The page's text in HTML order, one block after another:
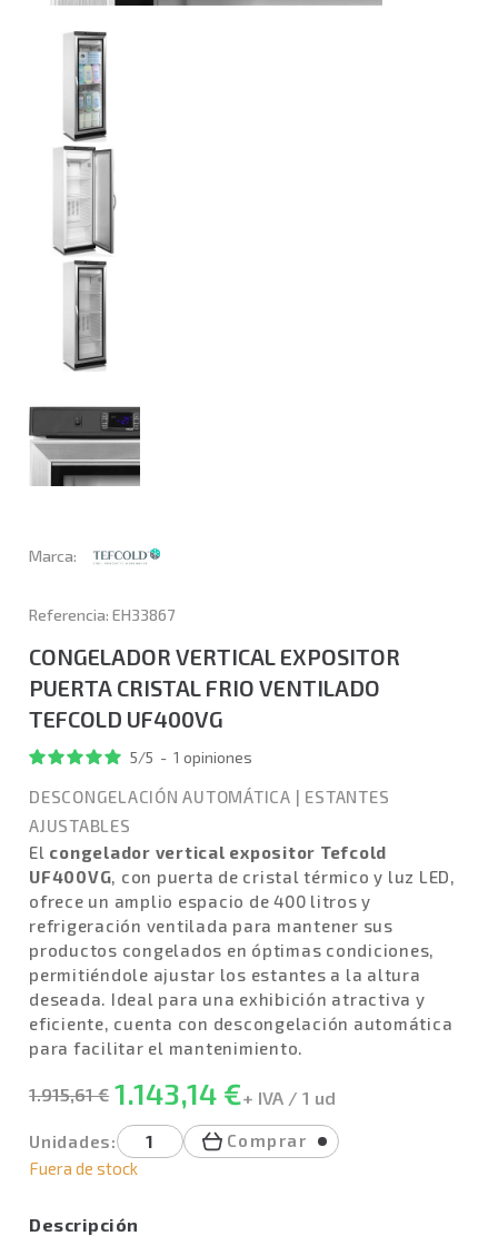
Marca:
Referencia: EH33867
CONGELADOR VERTICAL EXPOSITOR
PUERTA CRISTAL FRIO VENTILADO
TEFCOLD UF400VG
5/5 - 1opiniones
DESCONGELACIÓN AUTOMÁTICA | ESTANTES
AJUSTABLES
El congelador vertical expositor Tefcold
UF400VG, con puerta de cristal térmico y luz LED,
ofrece un amplio espacio de 400 litros y
refrigeración ventilada para mantener sus
productos congelados en óptimas condiciones,
permitiéndole ajustar los estantes a la altura
deseada. Ideal para una exhibición atractiva y
eficiente, cuenta con descongelación automática
para facilitar el mantenimiento.
1.915,61 € 1.143,14 €+ IVA / 1 ud
Unidades:
Comprar
Fuera de stock
Descripción